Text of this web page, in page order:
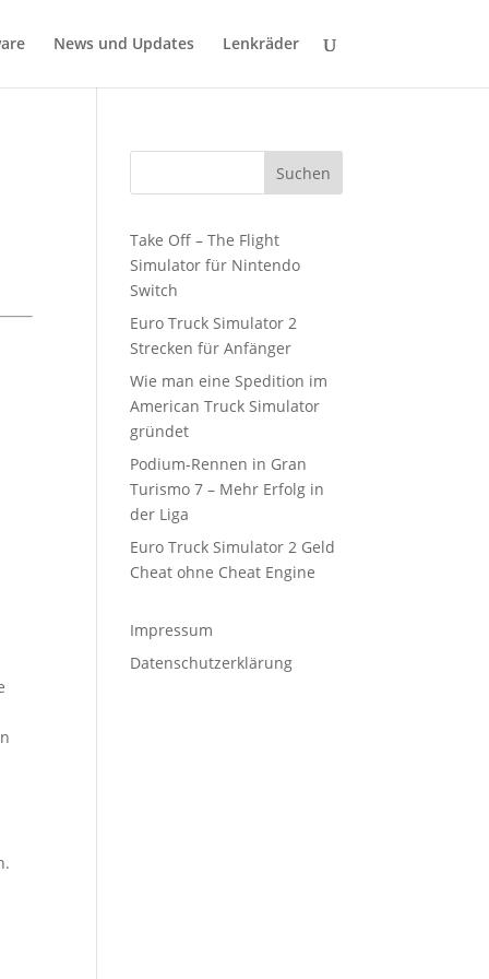
News und Updates Lenkräder
Suchen
Take Off – The Flight
Simulator für Nintendo
Switch
Euro Truck Simulator 2
Strecken für Anfänger
Wie man eine Spedition im
American Truck Simulator
gründet
Podium-Rennen in Gran
Turismo 7 – Mehr Erfolg in
der Liga
Euro Truck Simulator 2 Geld
Cheat ohne Cheat Engine
Impressum
Datenschutzerklärung